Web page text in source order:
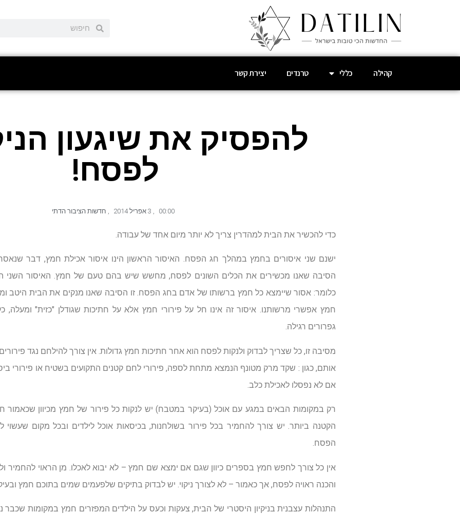
קהילה כללי טרנדים יצירת קשר
להפסיק את שיגעון
לפסח!
00:00
,
, חדשות הציבור הדתי
כדי להכשיר את הבית למהדרין צריך לא יותר מיום אחד של עבודה.
ישנם שני איסורים בחמץ במהלך חג הפסח. האיסור הראשון הינו איסור אכילת חמץ, דבר
הסיבה שאנו מכשירים את הכלים השונים לפסח, מחשש שיש בהם טעם של חמץ. האיסור השני
כלומר: אסור שיימצא כל חמץ ברשותו של אדם בחג הפסח. זו הסיבה שאנו מנקים את הבית היטב
חמץ אפשרי מרשותנו. איסור זה אינו חל על פירורי חמץ אלא על חתיכות שגודלן "כזית"
גפרורים רגילה.
מסיבה זו, כל שצריך לבדוק ולנקות לפסח הוא אחר חתיכות חמץ גדולות. אין צורך להילחם נגד
אותם, כגון : שקד מרק מטונף הנמצא מתחת לספה, פירורי לחם קטנים התקועים בשטיח או פירורי
אם לא נפסלו לאכילת כלב.
רק במקומות הבאים במגע עם אוכל (בעיקר במטבח) יש לנקות כל פירור של חמץ מכיוון שכאמור
הקטנה ביותר. יש צורך להחמיר בכל פירור בשולחנות, בכיסאות אוכל לילדים ובכל מקום
הפסח.
אין כל צורך לחפש חמץ בספרים כיוון שגם אם ימצא שם חמץ – לא יבוא לאכלו. מן הראוי להחמיר
והכנה ראויה לפסח, אך כאמור – לא לצורך ניקוי. יש לבדוק בתיקים שלפעמים שמים בתוכם חמץ
התנהלות עצבנית בניקיון היסטרי של הבית, צעקות וכעס על הילדים המפזרים חמץ במקומות שכבר